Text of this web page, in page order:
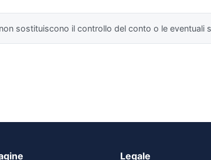
sostituiscono il controllo del conto o le eventuali
Legale